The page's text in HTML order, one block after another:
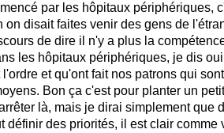
par les hôpitaux périphériques,
on disait faites venir des gens de
de dire il n'y a plus la
les hôpitaux périphériques, je dis oui
et qu'ont fait nos patrons qui
Bon ça c'est pour planter un
là, mais je dirai simplement que
définir des priorités, il est clair comme